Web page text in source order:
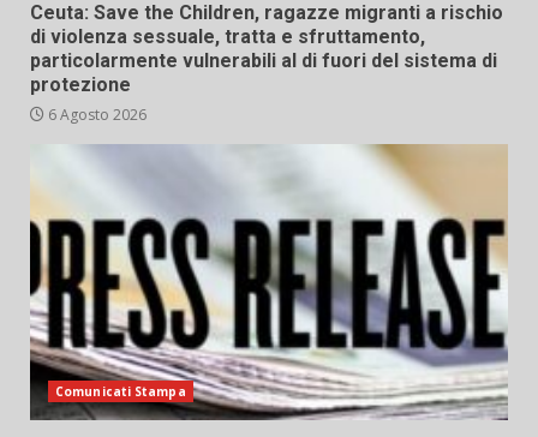
Ceuta: Save the Children, ragazze migranti a rischio
di violenza sessuale, tratta e sfruttamento,
particolarmente vulnerabili al di fuori del sistema di
protezione
6 Agosto 2026
Comunicati Stampa